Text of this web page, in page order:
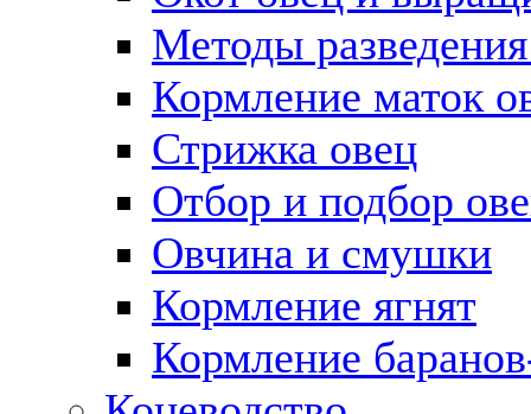
Методы
Кормление маток
Стрижка овец
Отбор и подбор
Овчина и смушки
Кормление ягнят
Кормление